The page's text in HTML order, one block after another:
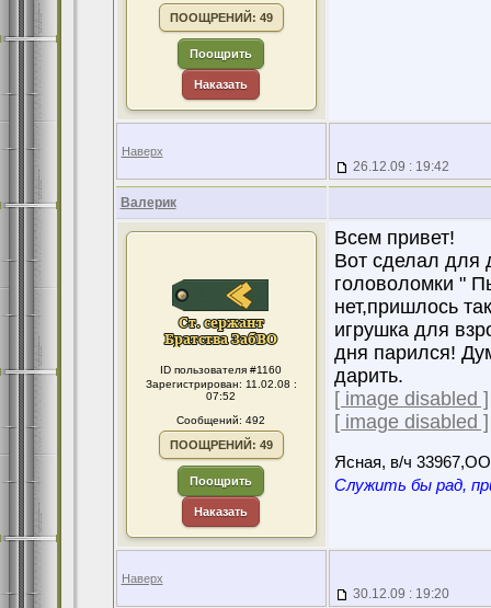
ПООЩРЕНИЙ: 49
Поощрить
Наказать
Наверх
26.12.09 : 19:42
Валерик
ID пользователя #1160
Зарегистрирован: 11.02.08 :
07:52
Сообщений: 492
ПООЩРЕНИЙ: 49
Поощрить
Наказать
Всем привет!
Вот сделал для
головоломки "
нет,пришлось
игрушка для
дня парился!
дарить.
[ image disabled ]
[ image disabled ]
Ясная, в/ч
Служить бы рад,
Наверх
30.12.09 : 19:20